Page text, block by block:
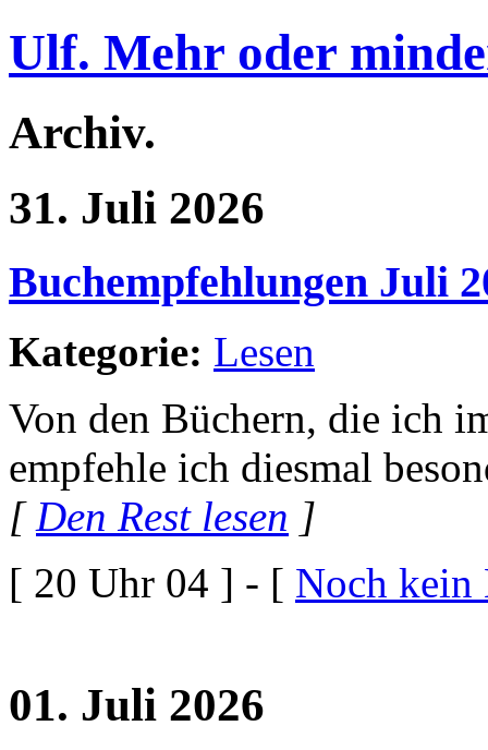
Ulf. Mehr oder
Archiv.
31. Juli 2026
Buchempfehlungen Juli
Kategorie: Lesen
Von den Büchern, die ich
empfehle ich diesmal
[Den Rest lesen ]
[ 20 Uhr 04 ] - [ Noch kein
01. Juli 2026